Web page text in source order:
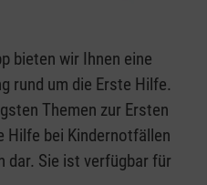
bieten wir Ihnen eine
rund um die Erste Hilfe.
Themen zur Ersten
Hilfe bei Kindernotfällen
dar. Sie ist verfügbar für